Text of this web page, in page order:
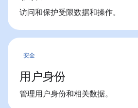
访问和保护受限数据和操作。
安全
用户身份
管理用户身份和相关数据。